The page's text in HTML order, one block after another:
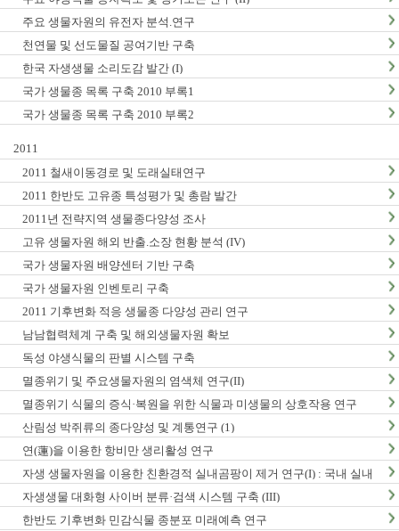
주요 생물자원의 유전자 분석.연구
천연물 및 선도물질 공여기반 구축
한국 자생생물 소리도감 발간 (I)
국가 생물종 목록 구축 2010 부록1
국가 생물종 목록 구축 2010 부록2
2011
2011 철새이동경로 및 도래실태연구
2011 한반도 고유종 특성평가 및 총람 발간
2011년 전략지역 생물종다양성 조사
고유 생물자원 해외 반출.소장 현황 분석 (IV)
국가 생물자원 배양센터 기반 구축
국가 생물자원 인벤토리 구축
2011 기후변화 적응 생물종 다양성 관리 연구
남남협력체계 구축 및 해외생물자원 확보
독성 야생식물의 판별 시스템 구축
멸종위기 및 주요생물자원의 염색체 연구(II)
멸종위기 식물의 증식·복원을 위한 식물과 미생물의 상호작용 연구
산림성 박쥐류의 종다양성 및 계통연구 (1)
연(蓮)을 이용한 항비만 생리활성 연구
자생 생물자원을 이용한 친환경적 실내곰팡이 제거 연구(I) : 국내 실내
곰팡이 현황 및 검출법 개발
자생생물 대화형 사이버 분류·검색 시스템 구축 (III)
한반도 기후변화 민감식물 종분포 미래예측 연구